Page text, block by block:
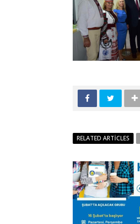
RELATED ARTICLES